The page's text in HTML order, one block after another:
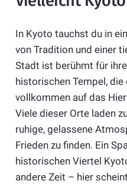
In Kyoto tauchst du in
von Tradition und einer
Stadt ist berühmt für
historischen Tempel, die
vollkommen auf das
Viele dieser Orte laden
ruhige, gelassene
Frieden zu finden. Ein
historischen Viertel
andere Zeit – hier